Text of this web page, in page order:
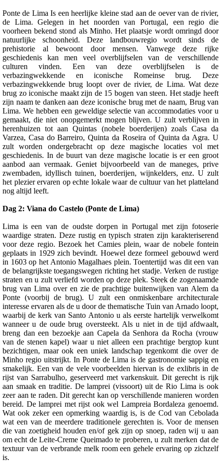
Ponte de Lima Is een heerlijke kleine stad aan de oever van de rivier,
de Lima. Gelegen in het noorden van Portugal, een regio die
voorheen bekend stond als Minho. Het plaatsje wordt omringd door
natuurlijke schoonheid. Deze landbouwregio wordt sinds de
prehistorie al bewoont door mensen. Vanwege deze rijke
geschiedenis kan men veel overblijfselen van de verschillende
culturen vinden. Een van deze overblijfselen is de
verbazingwekkende en iconische Romeinse brug. Deze
verbazingwekkende brug loopt over de rivier, de Lima. Wat deze
brug zo iconische maakt zijn de 15 bogen van steen. Het stadje heeft
zijn naam te danken aan deze iconische brug met de naam, Brug van
Lima. We hebben een geweldige selectie van accommodaties voor u
gemaakt, die niet onopgemerkt mogen blijven. U zult verblijven in
herenhuizen tot aan Quintas (nobele boerderijen) zoals Casa da
Varzea, Casa do Barreiro, Quinta da Roseira of Quinta da Agra. U
zult worden ondergebracht op deze magische locaties vol met
geschiedenis. In de buurt van deze magische locatie is er een groot
aanbod aan vermaak. Geniet bijvoorbeeld van de maneges, prive
zwembaden, idyllisch tuinen, boerderijen, wijnkelders, enz. U zult
het plezier ervaren op echte lokale waar de cultuur van het platteland
nog altijd leeft.
Dag 2: Viana do Castelo (Ponte de Lima)
Lima is een van de oudste dorpen in Portugal met zijn fotoserie
waardige straten. Deze rustig en typisch straten zijn karakteriserend
voor deze regio. Bezoek het Camies plein, waar de nobele fontein
geplaats in 1929 zich bevindt. Hoewel deze formeel gebouwd werd
in 1603 op het Antonio Magalhaes plein. Toentertijd was dit een van
de belangrijkste toegangswegen richting het stadje. Verken de rustige
straten en u zult verliefd worden op deze plek. Steek de zogenaamde
brug van Lima over en zie de prachtige buitenwijken van Alem da
Ponte (voorbij de brug). U zult een onmiskenbare architecturale
interesse ervaren als de u door de thematische Tuin van Arnado loopt,
waarbij de kerk van Santo Antonio u als eerste hartelijk verwelkomt
wanneer u de oude brug oversteekt. Als u niet in de tijd afdwaalt,
breng dan een bezoekje aan Capela da Senhora da Rocha (vrouw
van de stenen kapel) waar u niet alleen een prachtige bergtop kunt
bezichtigen, maar ook een uniek landschap tegenkomt die over de
Minho regio uitstrijkt. In Ponte de Lima is de gastronomie sappig en
smakelijk. Een van de vele voorbeelden hiervan is de exlibris in de
rijst van Sarrabulho, geserveerd met varkenskuit. Dit gerecht is rijk
aan smaak en traditie. De lamprei (vissoort) uit de Rio Lima is ook
zeer aan te raden. Dit gerecht kan op verschillende manieren worden
bereid. De lamprei met rijst ook wel Lampreia Bordaleza genoemd.
Wat ook zeker een opmerking waardig is, is de Cod van Cebolada
wat een van de meerdere traditionele gerechten is. Voor de mensen
die van zoetigheid houden en/of gek zijn op snoep, raden wij u aan
om echt de Leite-Creme Queimado te proberen, u zult merken dat de
textuur van de verbrande melk room een gehele ervaring op zichzelf
is.